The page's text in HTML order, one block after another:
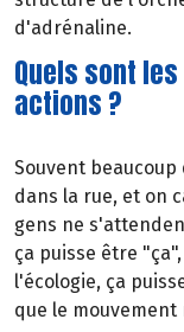
d'adrénaline.
Quels sont
actions ?
Souvent
dans la rue, et on
gens ne
ça puisse être
l'écologie, ça
que le